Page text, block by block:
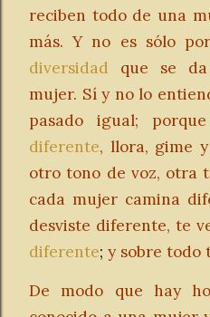
reciben todo de una
más. Y no es sólo
diversidad que se
mujer. Sí y no lo
pasado igual; porque
diferente, llora, gime
otro tono de voz, otra
cada mujer camina
desviste diferente,te
diferente; y sobre todo
De modo que hay